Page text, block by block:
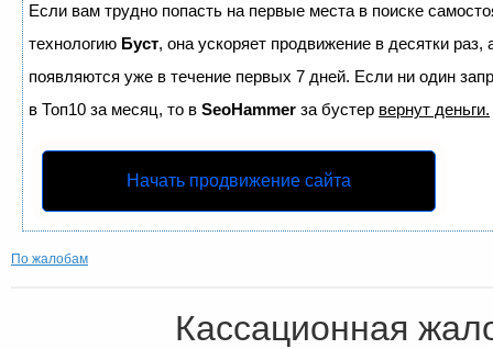
Если вам трудно попасть на первые места в поиске
технологию Буст, она ускоряет продвижение в десятки раз,
появляются уже в течение первых 7 дней. Если ни один
в Топ10 за месяц, то в SeoHammer за бустер вернут деньги.
Начать продвижение сайта
По жалобам
Кассационная